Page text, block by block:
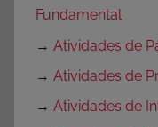
Fundamental
→ Atividades de
→ Atividades de
→ Atividades de